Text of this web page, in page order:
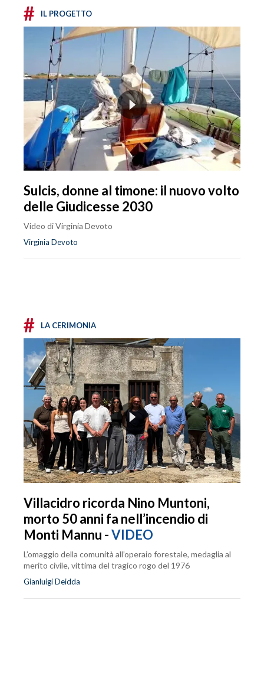
# IL PROGETTO
Sulcis, donne al timone: il nuovo volto
delle Giudicesse 2030
Video di Virginia Devoto
Virginia Devoto
# LA CERIMONIA
Villacidro ricorda Nino Muntoni,
morto 50 anni fa nell’incendio di
Monti Mannu -VIDEO
L’omaggio della comunità all’operaio forestale, medaglia al
merito civile, vittima del tragico rogo del 1976
Gianluigi Deidda